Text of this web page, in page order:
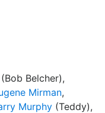
(Bob Belcher),
Mirman,
Murphy (Teddy),